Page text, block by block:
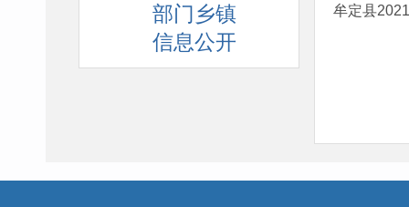
部门乡镇
信息公开
牟定县